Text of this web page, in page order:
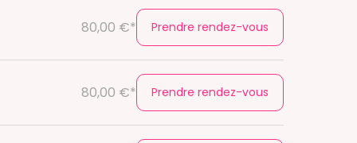
80,00 €* Prendre rendez-vous
80,00 €* Prendre rendez-vous